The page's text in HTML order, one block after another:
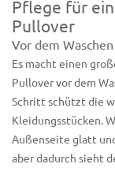
Pflege für
Pullover
Vor dem
Es macht einen
Pullover vor dem
Schritt schützt die
Kleidungsstücken.
Außenseite glatt
aber dadurch sieht